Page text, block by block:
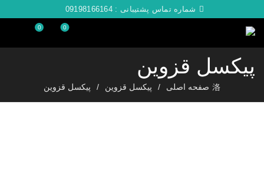
شماره تماس پشتیبانی : 09198166164
0
0
پیکسل قزوین
صفحه اصلی پیکسل قزوین پیکسل قزوین